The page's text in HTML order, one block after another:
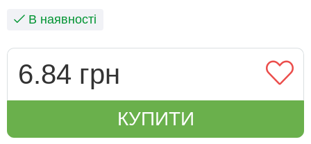
В наявності
6.84 грн
КУПИТИ